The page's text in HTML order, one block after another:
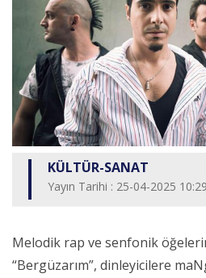
KÜLTÜR-SANAT
Yayın Tarihi : 25-04-2025 10:29
Melodik rap ve senfonik
“Bergüzarım”, dinleyicilere